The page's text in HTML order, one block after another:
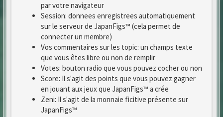
par votre navigateur
Session: donnees enregistrees automatiquement
sur le serveur de JapanFigs™ (cela permet de
connecter un membre)
Vos commentaires sur les topic: un champs texte
que vous êtes libre ou non de remplir
Votes: bouton radio que vous pouvez cocher ou non
Score: Il s'agit des points que vous pouvez gagner
en jouant aux jeux que JapanFigs™ a crée
Zeni: Il s'agit de la monnaie ficitive présente sur
JapanFigs™